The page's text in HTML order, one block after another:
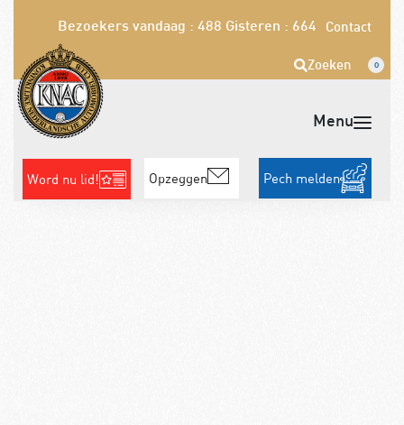
Bezoekers vandaag : 488 Gisteren : 664 Contact
Zoeken 0
Word nu lid! Opzeggen Pech melden